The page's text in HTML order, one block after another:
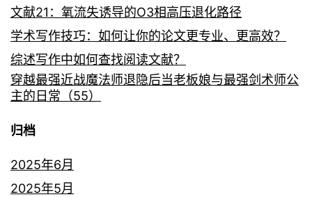
文献21：氧流失诱导的O3相高压退化路径
学术写作技巧：如何让你的论文更专业、更高效？
综述写作中如何查找阅读文献？
穿越最强近战魔法师退隐后当老板娘与最强剑术师公
主的日常（55）
归档
2025年6月
2025年5月